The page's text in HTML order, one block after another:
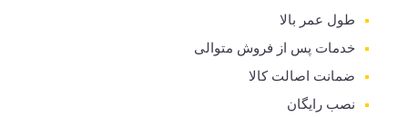
طول عمر بالا
خدمات پس از فروش متوالی
ضمانت اصالت کالا
نصب رایگان